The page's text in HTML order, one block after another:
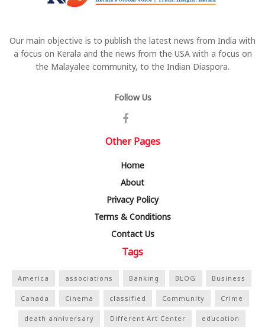
Our main objective is to publish the latest news from India with
a focus on Kerala and the news from the USA with a focus on
the Malayalee community, to the Indian Diaspora.
Follow Us
Other Pages
Home
About
Privacy Policy
Terms & Conditions
Contact Us
Tags
America associations Banking BLOG Business
Canada Cinema classified Community Crime
death anniversary Different Art Center education